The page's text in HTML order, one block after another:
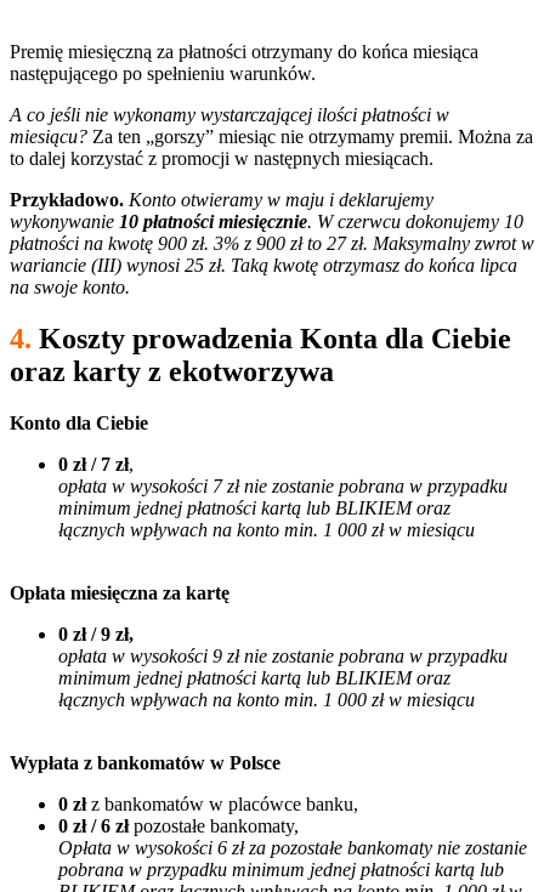
Premię miesięczną za płatności otrzymany do końca miesiąca
następującego po spełnieniu warunków.
A co jeśli nie wykonamy wystarczającej ilości płatności w
miesiącu? Za ten „gorszy” miesiąc nie otrzymamy premii. Można za
to dalej korzystać z promocji w następnych miesiącach.
Przykładowo. Konto otwieramy w maju i deklarujemy
wykonywanie 10 płatności miesięcznie. W czerwcu dokonujemy 10
płatności na kwotę 900 zł. 3% z 900 zł to 27 zł. Maksymalny zwrot w
wariancie (III) wynosi 25 zł. Taką kwotę otrzymasz do końca lipca
na swoje konto.
4. Koszty prowadzenia Konta dla Ciebie
oraz karty z ekotworzywa
Konto dla Ciebie
0 zł / 7 zł,
opłata w wysokości 7 zł nie zostanie pobrana w przypadku
minimum jednej płatności kartą lub BLIKIEM oraz
łącznych wpływach na konto min. 1 000 zł w miesiącu
Opłata miesięczna za kartę
0 zł / 9 zł,
opłata w wysokości 9 zł nie zostanie pobrana w przypadku
minimum jednej płatności kartą lub BLIKIEM oraz
łącznych wpływach na konto min. 1 000 zł w miesiącu
Wypłata z bankomatów w Polsce
0 złz bankomatów w placówce banku,
0 zł / 6 złpozostałe bankomaty,
Opłata w wysokości 6 zł za pozostałe bankomaty nie zostanie
pobrana w przypadku minimum jednej płatności kartą lub